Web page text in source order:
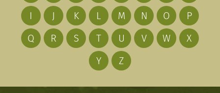
I
J K L M N O
P
Q
R S T U V W
X
Y
Z